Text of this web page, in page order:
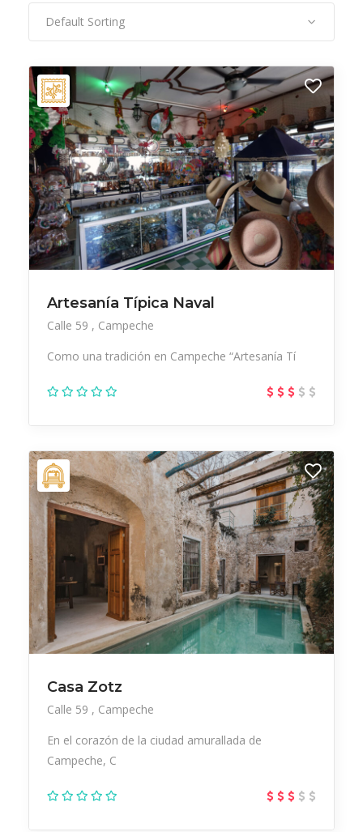
Default Sorting
Artesanía Típica Naval
Calle 59
Campeche
Como una tradición en Campeche “Artesanía Tí
Casa Zotz
Calle 59
Campeche
En el corazón de la ciudad amurallada de
Campeche, C